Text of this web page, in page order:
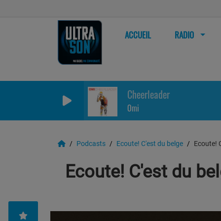
ACCUEIL RADIO
Cheerleader
Omi
Podcasts Ecoute! C'est du belge Ecoute!
Ecoute! C'est du